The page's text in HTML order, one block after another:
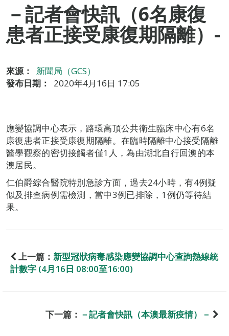
－記者會快訊（6名康復
患者正接受康復期隔離）-
來源：
新聞局（GCS）
發布日期：
2020年4月16日 17:05
應變協調中心表示，路環高頂公共衛生臨床中心有6名
康復患者正接受康復期隔離。在臨時隔離中心接受隔離
醫學觀察的密切接觸者僅1人，為由湖北自行回澳的本
澳居民。
仁伯爵綜合醫院特別急診方面，過去24小時，有4例疑
似及排查病例需檢測，當中3例已排除，1例仍等待結
果。
上一篇： 新型冠狀病毒感染應變協調中心查詢熱線統
計數字 (4月16日 08:00至16:00)
下一篇： －記者會快訊（本澳最新疫情）－